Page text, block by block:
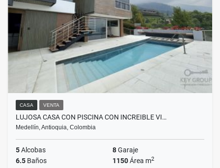
CASA VENTA
LUJOSA CASA CON PISCINA CON INCREIBLE VI…
Medellín, Antioquia, Colombia
5Alcobas 8Garaje
6.5 Baños 1150Área m2